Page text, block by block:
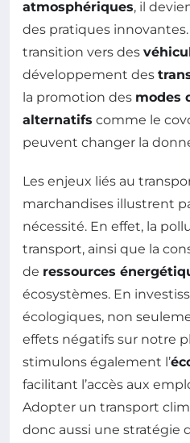
atmosphériques, il
des pratiques innovantes.
transition vers des
développement des
la promotion des modes
alternatifs comme le
peuvent changer la
Les enjeux liés au
marchandises illustrent
nécessité. En effet, la
transport, ainsi que la
de ressources
écosystèmes. En
écologiques, non
effets négatifs sur notre
stimulons également l’
facilitant l’accès aux
Adopter un transport
donc aussi une stratégie